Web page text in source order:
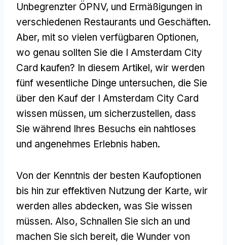
Unbegrenzter ÖPNV, und Ermäßigungen in
verschiedenen Restaurants und Geschäften.
Aber, mit so vielen verfügbaren Optionen,
wo genau sollten Sie die I Amsterdam City
Card kaufen? In diesem Artikel, wir werden
fünf wesentliche Dinge untersuchen, die Sie
über den Kauf der I Amsterdam City Card
wissen müssen, um sicherzustellen, dass
Sie während Ihres Besuchs ein nahtloses
und angenehmes Erlebnis haben.
Von der Kenntnis der besten Kaufoptionen
bis hin zur effektiven Nutzung der Karte, wir
werden alles abdecken, was Sie wissen
müssen. Also, Schnallen Sie sich an und
machen Sie sich bereit, die Wunder von